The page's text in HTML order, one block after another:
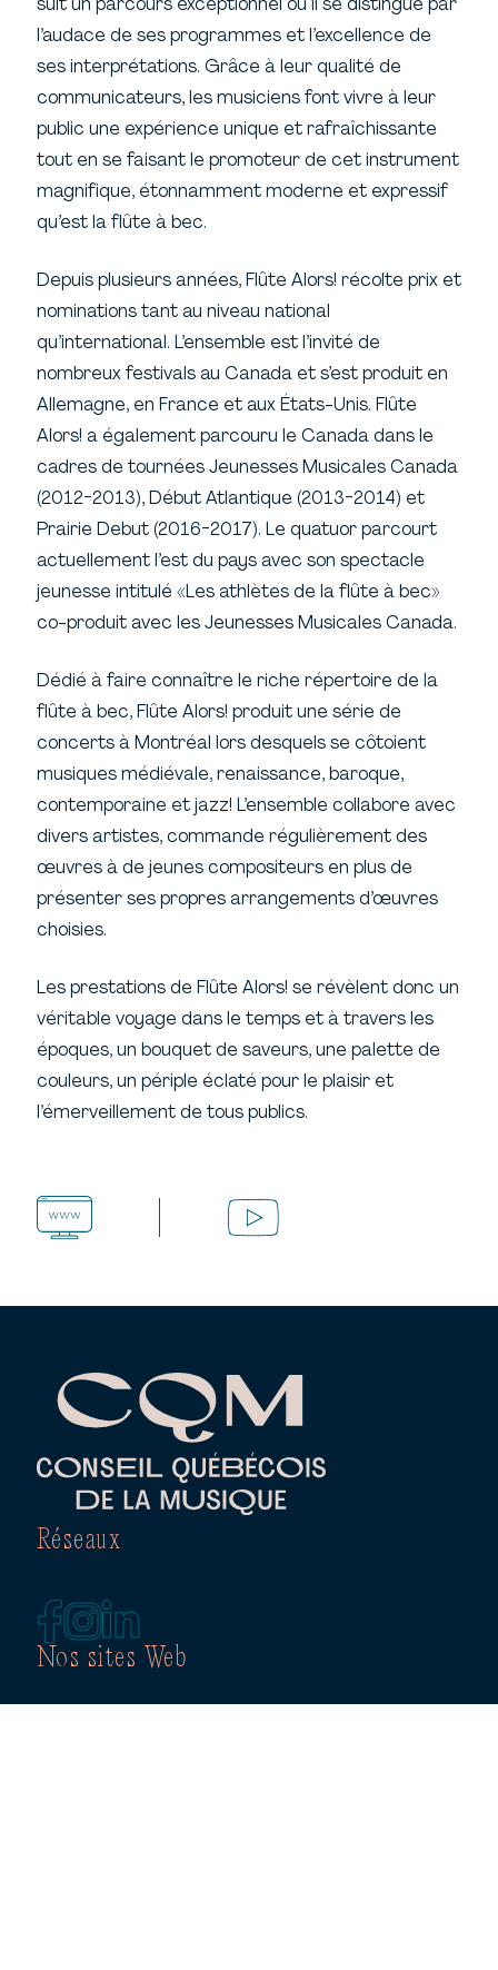
suit un parcours exceptionnel où il se distingue par
l’audace de ses programmes et l’excellence de
ses interprétations. Grâce à leur qualité de
communicateurs, les musiciens font vivre à leur
public une expérience unique et rafraîchissante
tout en se faisant le promoteur de cet instrument
magnifique, étonnamment moderne et expressif
qu’est la flûte à bec.
Depuis plusieurs années, Flûte Alors! récolte prix et
nominations tant au niveau national
qu’international. L’ensemble est l’invité de
nombreux festivals au Canada et s’est produit en
Allemagne, en France et aux États-Unis. Flûte
Alors! a également parcouru le Canada dans le
cadres de tournées Jeunesses Musicales Canada
(2012-2013), Début Atlantique (2013-2014) et
Prairie Debut (2016-2017). Le quatuor parcourt
actuellement l’est du pays avec son spectacle
jeunesse intitulé «Les athlètes de la flûte à bec»
co-produit avec les Jeunesses Musicales Canada.
Dédié à faire connaître le riche répertoire de la
flûte à bec, Flûte Alors! produit une série de
concerts à Montréal lors desquels se côtoient
musiques médiévale, renaissance, baroque,
contemporaine et jazz! L’ensemble collabore avec
divers artistes, commande régulièrement des
œuvres à de jeunes compositeurs en plus de
présenter ses propres arrangements d’œuvres
choisies.
Les prestations de Flûte Alors! se révèlent donc un
véritable voyage dans le temps et à travers les
époques, un bouquet de saveurs, une palette de
couleurs, un périple éclaté pour le plaisir et
l’émerveillement de tous publics.
Nos sites Web
Réseaux